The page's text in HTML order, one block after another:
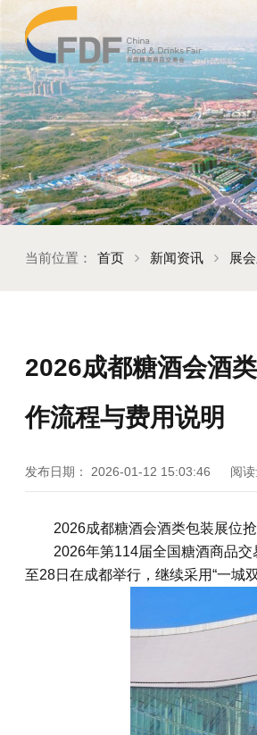
当前位置： 首页 新闻资讯 展
2026成都糖酒会酒
作流程与费用说明
发布日期： 2026-01-12 15:03:46 阅读
2026成都糖酒会酒类包装展位
2026年第114届全国糖酒商品交
至28日在成都举行，继续采用“一城